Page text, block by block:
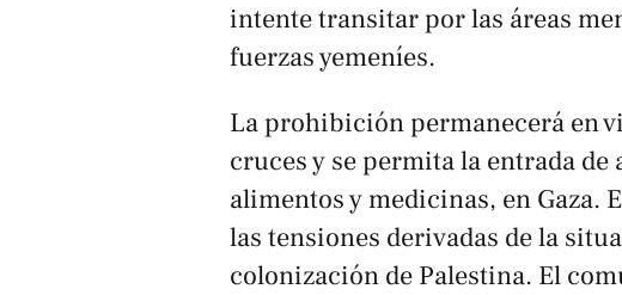
intente transitar por las áreas
fuerzas yemeníes.
La prohibición permanecerá en
cruces y se permita la entrada
alimentos y medicinas, en Gaza.
las tensiones derivadas de la
colonización de Palestina. El